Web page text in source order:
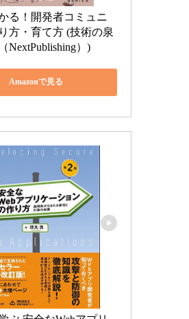
る！開発者コミュニ
方・育て方 (技術の泉
NextPublishing）)
Amazonで見る